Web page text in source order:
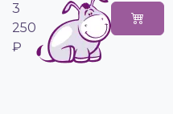
3
250
₽